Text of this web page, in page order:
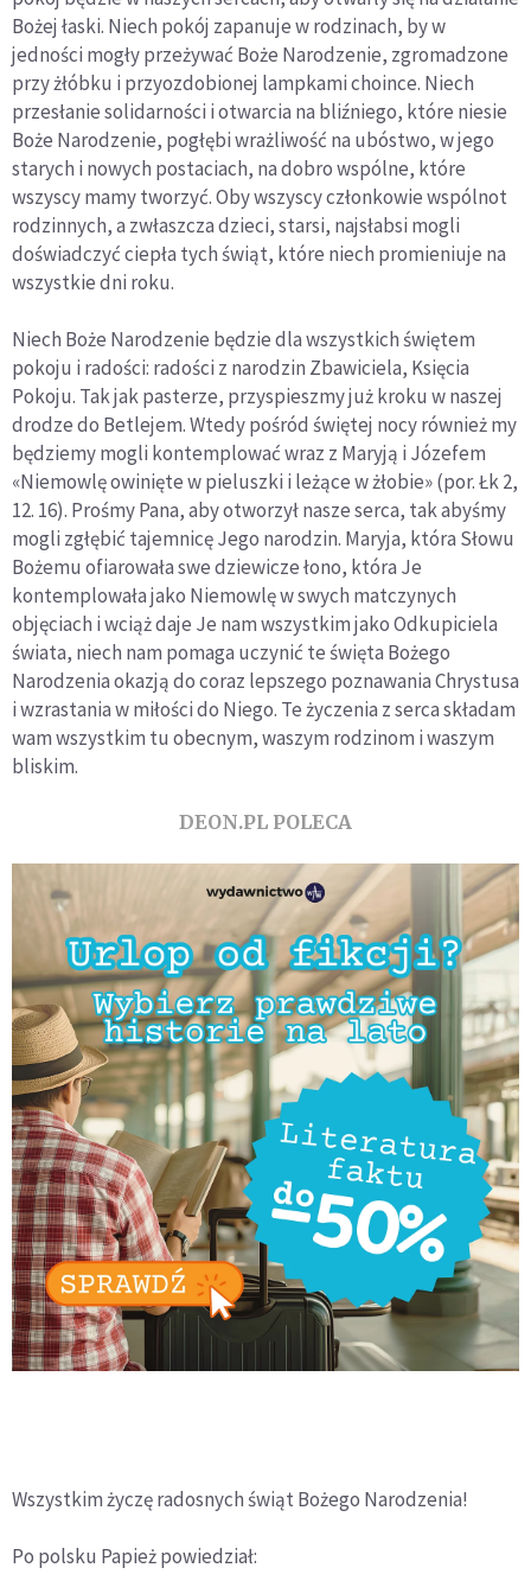
Bożej łaski. Niech pokój zapanuje w rodzinach, by w
jedności mogły przeżywać Boże Narodzenie, zgromadzone
przy żłóbku i przyozdobionej lampkami choince. Niech
przesłanie solidarności i otwarcia na bliźniego, które niesie
Boże Narodzenie, pogłębi wrażliwość na ubóstwo, w jego
starych i nowych postaciach, na dobro wspólne, które
wszyscy mamy tworzyć. Oby wszyscy członkowie wspólnot
rodzinnych, a zwłaszcza dzieci, starsi, najsłabsi mogli
doświadczyć ciepła tych świąt, które niech promieniuje na
wszystkie dni roku.
Niech Boże Narodzenie będzie dla wszystkich świętem
pokoju i radości: radości z narodzin Zbawiciela, Księcia
Pokoju. Tak jak pasterze, przyspieszmy już kroku w naszej
drodze do Betlejem. Wtedy pośród świętej nocy również my
będziemy mogli kontemplować wraz z Maryją i Józefem
«Niemowlę owinięte w pieluszki i leżące w żłobie» (por. Łk 2,
12. 16). Prośmy Pana, aby otworzył nasze serca, tak abyśmy
mogli zgłębić tajemnicę Jego narodzin. Maryja, która Słowu
Bożemu ofiarowała swe dziewicze łono, która Je
kontemplowała jako Niemowlę w swych matczynych
objęciach i wciąż daje Je nam wszystkim jako Odkupiciela
świata, niech nam pomaga uczynić te święta Bożego
Narodzenia okazją do coraz lepszego poznawania Chrystusa
i wzrastania w miłości do Niego. Te życzenia z serca składam
wam wszystkim tu obecnym, waszym rodzinom i waszym
bliskim.
DEON.PL POLECA
Wszystkim życzę radosnych świąt Bożego Narodzenia!
Po polsku Papież powiedział: